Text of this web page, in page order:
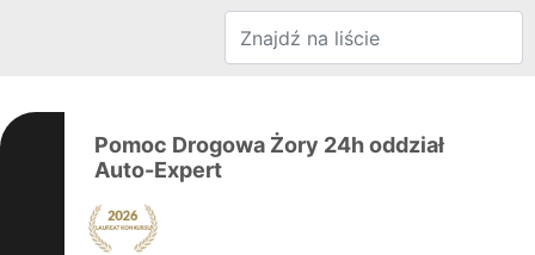
Pomoc Drogowa Żory 24h oddział
Auto-Expert